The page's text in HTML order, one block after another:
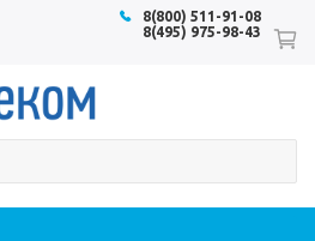
8(800) 511-91-08
8(495) 975-98-43